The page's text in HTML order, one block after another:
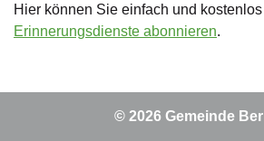
Hier können Sie einfach und
Erinnerungsdienste abonnieren.
© 2026 Gemeinde